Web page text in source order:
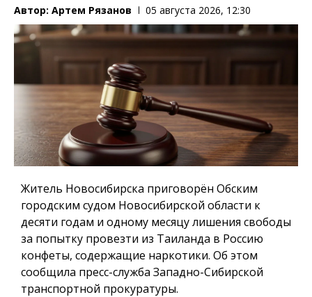
Автор: Артем Рязанов 05 августа 2026, 12:30
Житель Новосибирска приговорён Обским
городским судом Новосибирской области к
десяти годам и одному месяцу лишения свободы
за попытку провезти из Таиланда в Россию
конфеты, содержащие наркотики. Об этом
сообщила пресс-служба Западно-Сибирской
транспортной прокуратуры.